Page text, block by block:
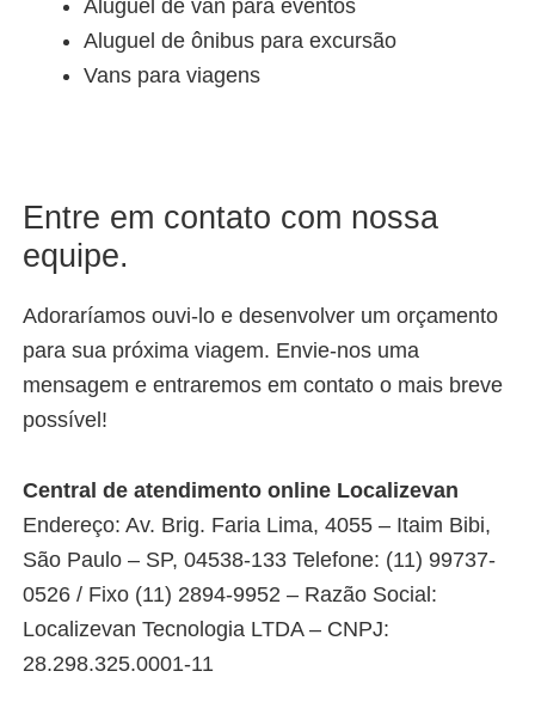
Aluguel de van para eventos
Aluguel de ônibus para excursão
Vans para viagens
Entre em contato com nossa
equipe.
Adoraríamos ouvi-lo e desenvolver um orçamento
para sua próxima viagem. Envie-nos uma
mensagem e entraremos em contato o mais breve
possível!
Central de atendimento online Localizevan
Endereço: Av. Brig. Faria Lima, 4055 – Itaim Bibi,
São Paulo – SP, 04538-133 Telefone: (11) 99737-
0526 / Fixo (11) 2894-9952 – Razão Social:
Localizevan Tecnologia LTDA – CNPJ:
28.298.325.0001-11